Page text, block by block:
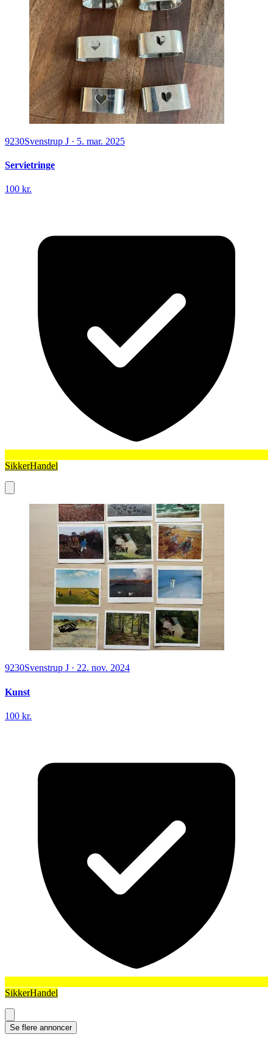
9230Svenstrup J · 5. mar. 2025
Servietringe
100 kr.
SikkerHandel
9230Svenstrup J · 22. nov. 2024
Kunst
100 kr.
SikkerHandel
Se flere annoncer